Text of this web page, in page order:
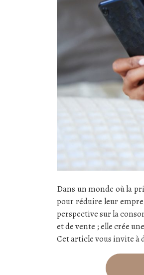
Dans un monde où la
pour réduire leur
perspective sur la
et de vente ; elle crée
Cet article vous invite à